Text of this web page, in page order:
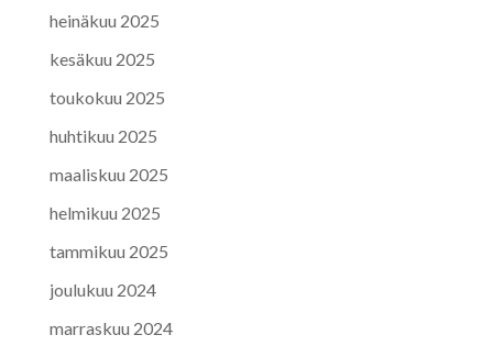
heinäkuu 2025
kesäkuu 2025
toukokuu 2025
huhtikuu 2025
maaliskuu 2025
helmikuu 2025
tammikuu 2025
joulukuu 2024
marraskuu 2024